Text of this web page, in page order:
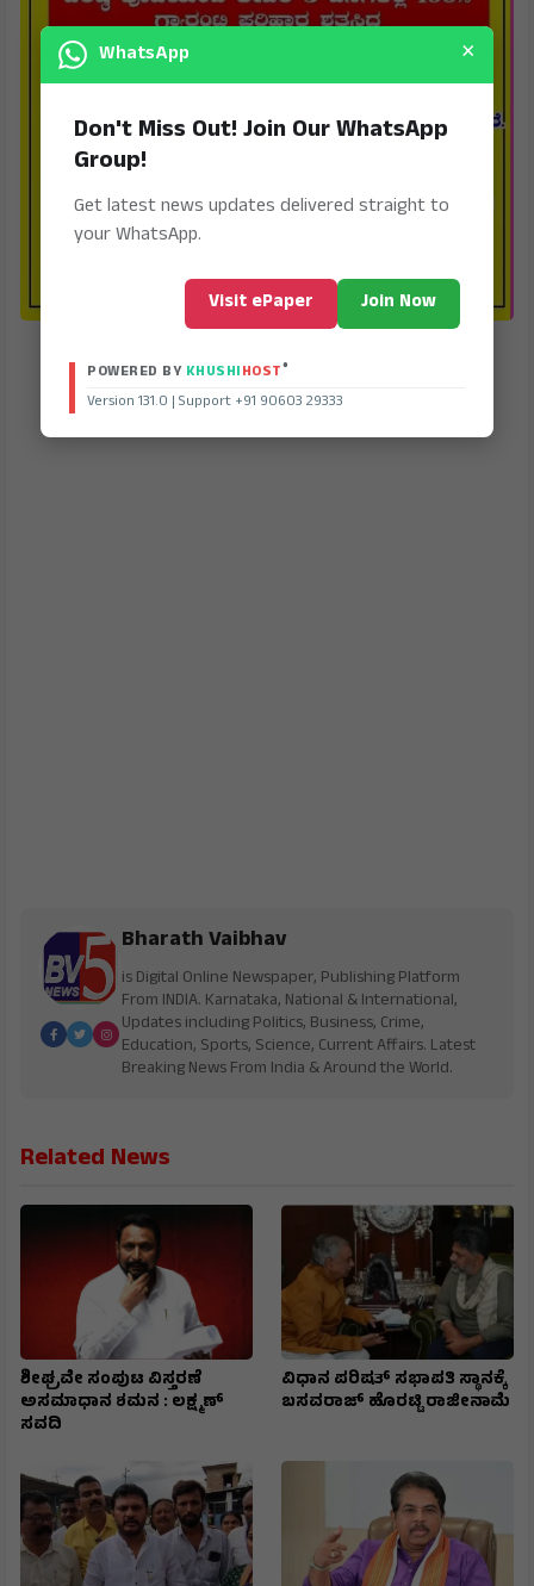
Bharath Vaibhav
is Digital Online Newspaper, Publishing Platform
From INDIA. Karnataka, National & International,
Updates including Politics, Business, Crime,
Education, Sports, Science, Current Affairs. Latest
Breaking News From India & Around the World.
Related News
ಶೀಘ್ರವೇ ಸಂಪುಟ ವಿಸ್ತರಣೆ
ಅಸಮಾಧಾನ ಶಮನ : ಲಕ್ಷ್ಮಣ್
ಸವದಿ
ವಿಧಾನ ಪರಿಷತ್ ಸಭಾಪತಿ ಸ್ಥಾನಕ್ಕೆ
ಬಸವರಾಜ್ ಹೊರಟ್ಟಿ ರಾಜೀನಾಮೆ
WhatsApp ×
Don't Miss Out! Join Our WhatsApp
Group!
Get latest news updates delivered straight to
your WhatsApp.
Visit ePaper Join Now
POWERED BY KHUSHIHOST®
Version 131.0 | Support +91 90603 29333